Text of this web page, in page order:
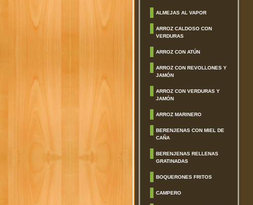
ALMEJAS AL VAPOR
ARROZ CALDOSO CON
VERDURAS
ARROZ CON ATÚN
ARROZ CON REVOLLONES Y
JAMÓN
ARROZ CON VERDURAS Y
JAMÓN
ARROZ MARINERO
BERENJENAS CON MIEL DE
CAÑA
BERENJENAS RELLENAS
GRATINADAS
BOQUERONES FRITOS
CAMPERO